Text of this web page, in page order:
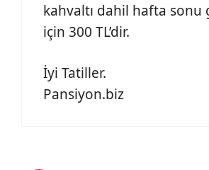
kahvaltı dahil hafta sonu
için 300 TL’dir.
İyi Tatiller.
Pansiyon.biz